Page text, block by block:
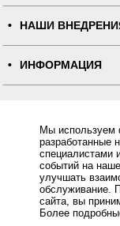
Мы используем
разработанные
специалистами
событий на
улучшать
обслуживание.
сайта, вы
Более
НАШИ
ИНФОРМАЦИЯ
ПОЛНАЯ ВЕРСИЯ
Интернет-магазин "ПОСЛЭНД" -
Все
Основное: POS-система
ЕГАИС купить с доставкой по